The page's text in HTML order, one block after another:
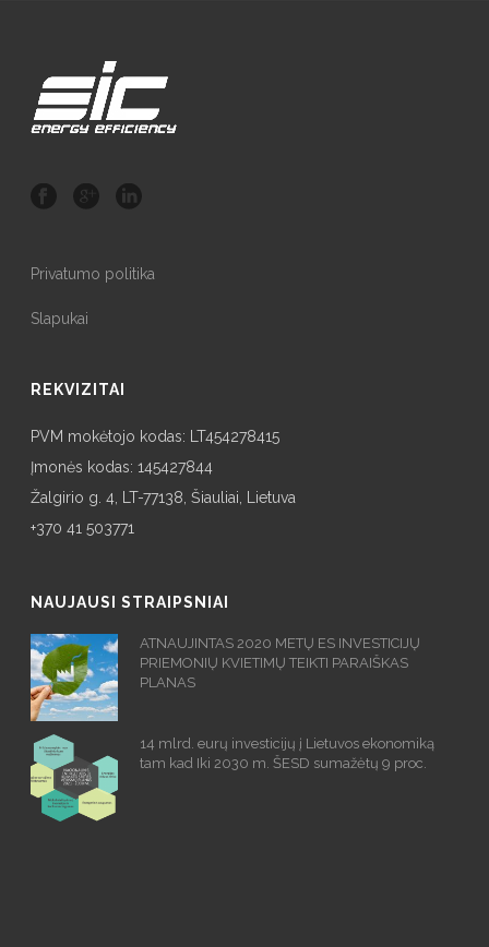
Privatumo politika
Slapukai
REKVIZITAI
PVM mokėtojo kodas: LT454278415
Įmonės kodas: 145427844
Žalgirio g. 4, LT-77138, Šiauliai, Lietuva
+370 41 503771
NAUJAUSI STRAIPSNIAI
ATNAUJINTAS 2020 METŲ ES INVESTICIJŲ
PRIEMONIŲ KVIETIMŲ TEIKTI PARAIŠKAS
PLANAS
14 mlrd. eurų investicijų į Lietuvos ekonomiką
tam kad Iki 2030 m. ŠESD sumažėtų 9 proc.